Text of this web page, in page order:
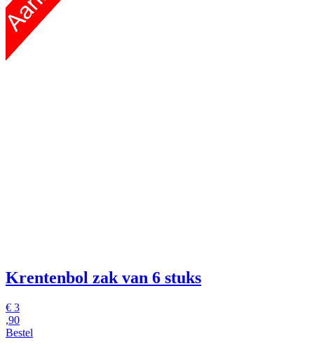
Krentenbol zak van 6 stuks
€ 3
,90
Bestel